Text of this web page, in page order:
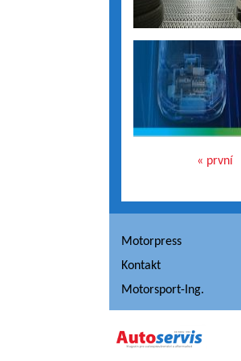
« první
Motorpress
Kontakt
Motorsport-Ing.